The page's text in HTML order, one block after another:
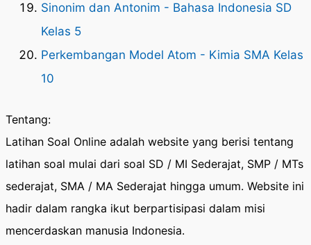
Sinonim dan Antonim - Bahasa Indonesia SD
Kelas 5
Perkembangan Model Atom - Kimia SMA Kelas
10
Tentang:
Latihan Soal Online adalah website yang berisi tentang
latihan soal mulai dari soal SD / MI Sederajat, SMP / MTs
sederajat, SMA / MA Sederajat hingga umum. Website ini
hadir dalam rangka ikut berpartisipasi dalam misi
mencerdaskan manusia Indonesia.